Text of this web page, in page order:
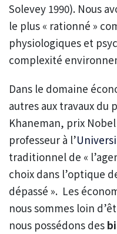
Solevey 1990). Nous
le plus « rationné »
physiologiques et
complexité
Dans le domaine
autres aux travaux du
Khaneman, prix
professeur à l’
traditionnel de «
choix dans l’optique
dépassé ». Les
nous sommes loin
nous possédons des